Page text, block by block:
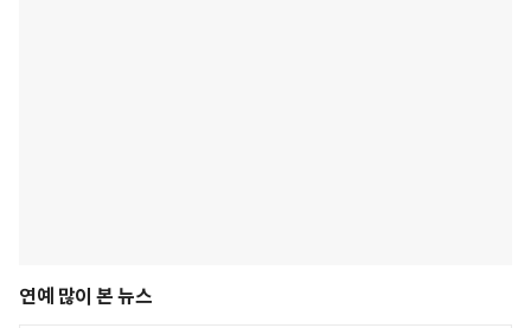
연예 많이 본 뉴스